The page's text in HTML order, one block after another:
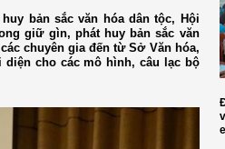
bản sắc văn hóa dân tộc, Hội
giữ gìn, phát huy bản sắc văn
chuyên gia đến từ Sở Văn hóa,
cho các mô hình, câu lạc bộ